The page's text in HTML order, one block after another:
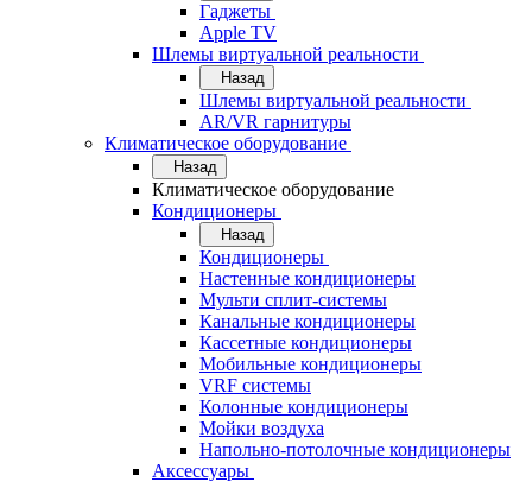
Гаджеты
Apple TV
Шлемы виртуальной реальности
Назад
Шлемы виртуальной реальности
AR/VR гарнитуры
Климатическое оборудование
Назад
Климатическое оборудование
Кондиционеры
Назад
Кондиционеры
Настенные кондиционеры
Мульти сплит-системы
Канальные кондиционеры
Кассетные кондиционеры
Мобильные кондиционеры
VRF системы
Колонные кондиционеры
Мойки воздуха
Напольно-потолочные кондиционеры
Аксессуары